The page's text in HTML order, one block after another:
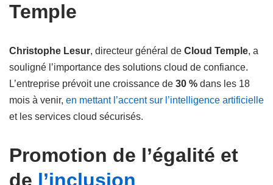
Temple
Christophe Lesur, directeur général de Cloud Temple, a
souligné l’importance des solutions cloud de confiance.
L’entreprise prévoit une croissance de 30 % dans les 18
mois à venir, en mettant l’accent sur l’intelligence artificielle
et les services cloud sécurisés.
Promotion de l’égalité et
de l’inclusion